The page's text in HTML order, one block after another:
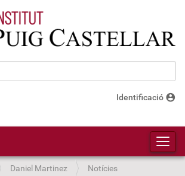
Identificació account_circle
Daniel Martinez
Notícies